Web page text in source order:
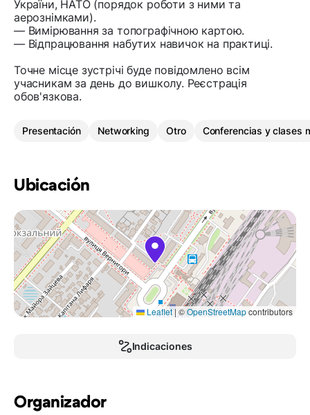
України, НАТО (порядок роботи з ними та
аерознімками).
— Вимірювання за топографічною картою.
— Відпрацювання набутих навичок на практиці.
Точне місце зустрічі буде повідомлено всім
учасникам за день до вишколу. Реєстрація
обов'язкова.
Presentación Networking Otro Conferencias y clases
Ubicación
Leaflet | ©OpenStreetMapcontributors
Indicaciones
Organizador